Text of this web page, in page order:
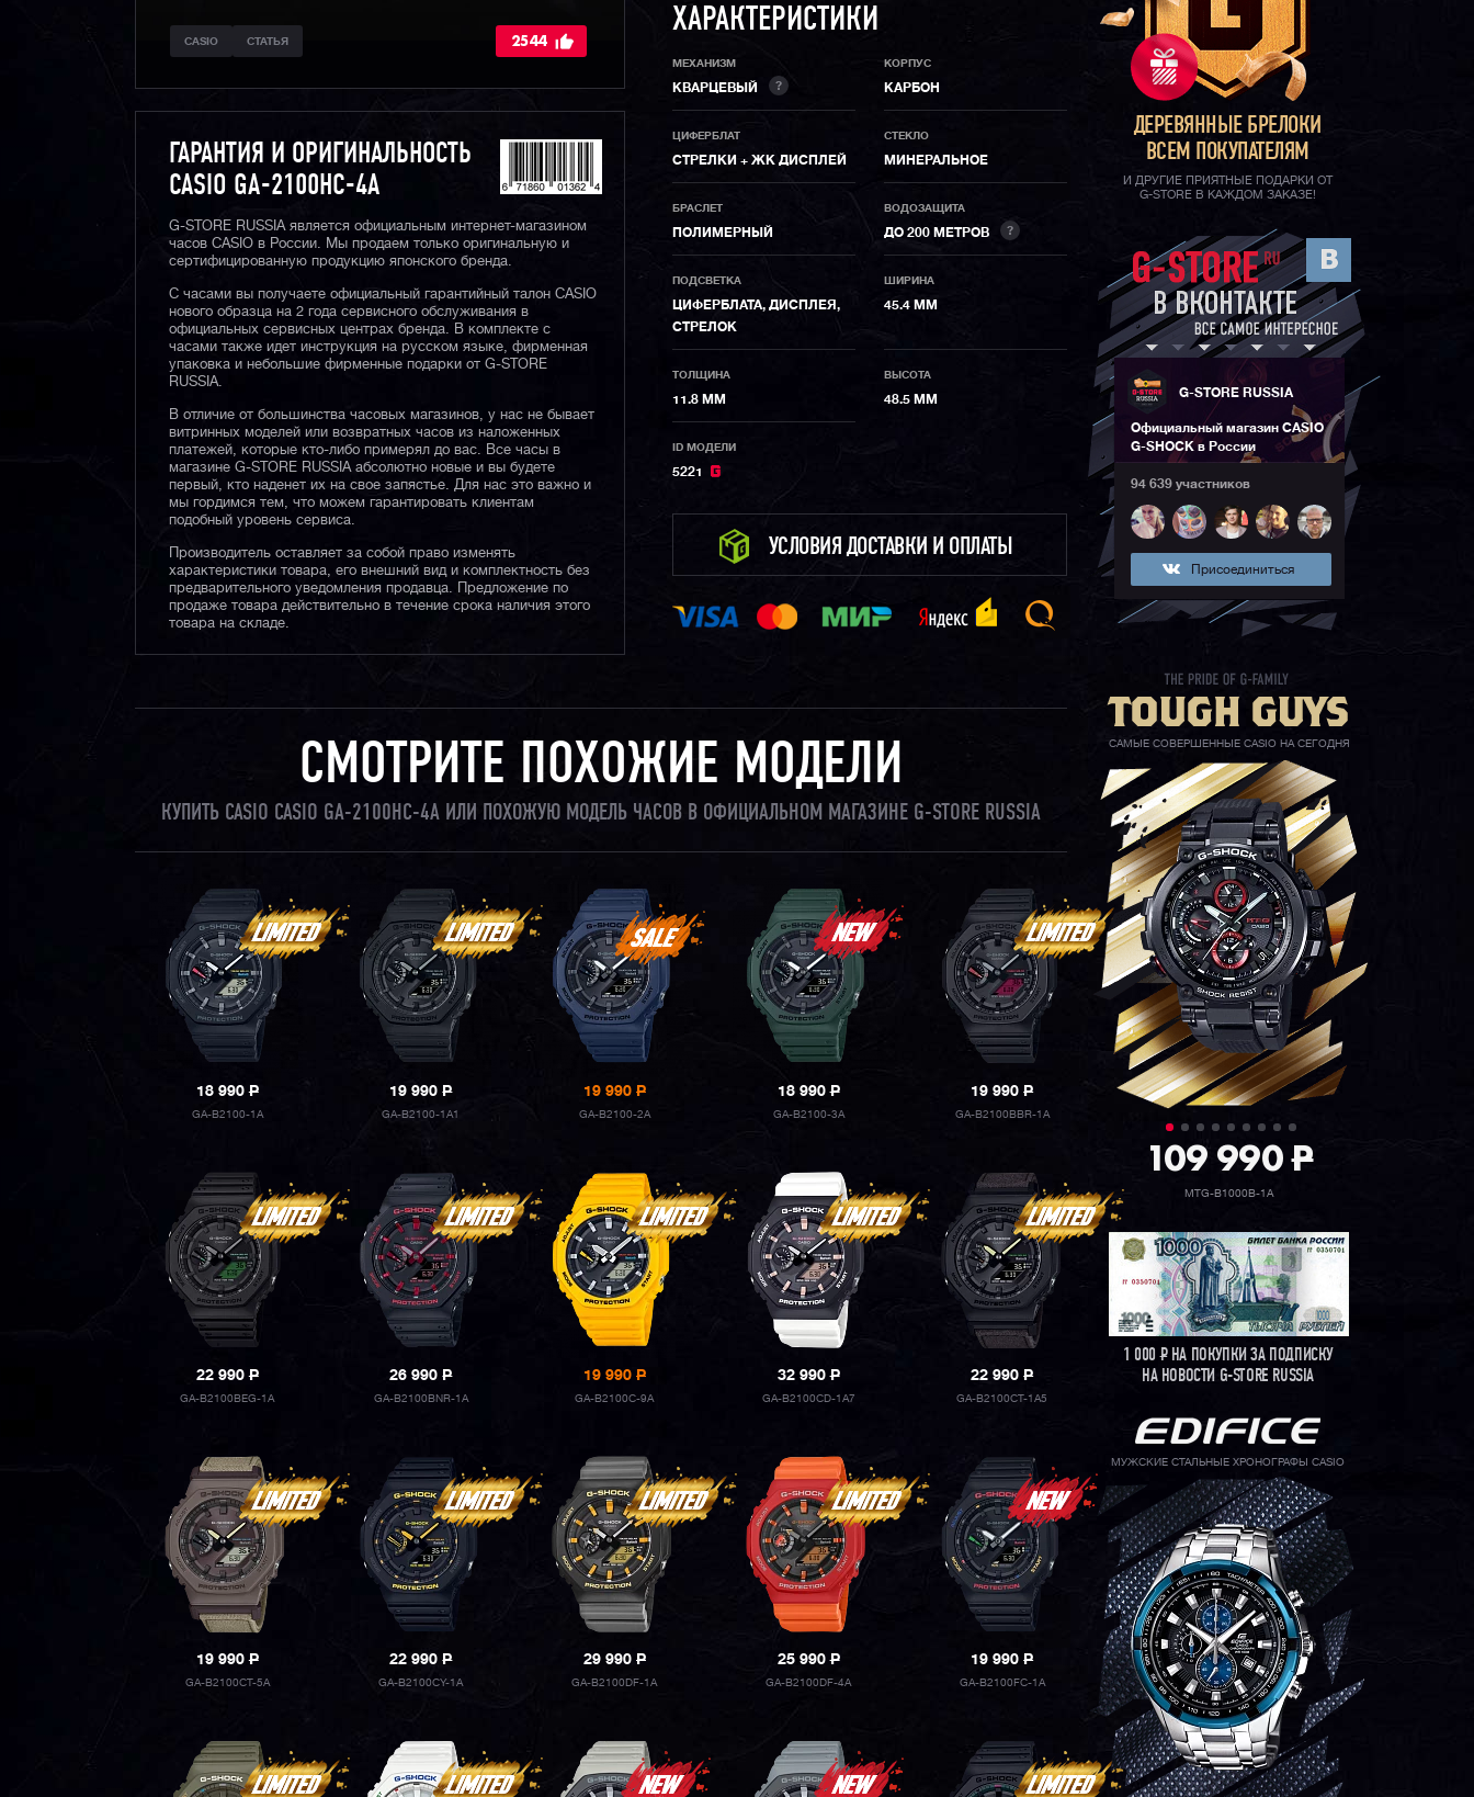
CASIO СТАТЬЯ 2544
ГАРАНТИЯ И ОРИГИНАЛЬНОСТЬ
CASIO GA-2100HC-4A
G-STORE RUSSIA является официальным интернет-магазином
часов CASIO в России. Мы продаем только оригинальную и
сертифицированную продукцию японского бренда.
С часами вы получаете официальный гарантийный талон CASIO
нового образца на 2 года сервисного обслуживания в
официальных сервисных центрах бренда. В комплекте с
часами также идет инструкция на русском языке, фирменная
упаковка и небольшие фирменные подарки от G-STORE
RUSSIA.
В отличие от большинства часовых магазинов, у нас не бывает
витринных моделей или возвратных часов из наложенных
платежей, которые кто-либо примерял до вас. Все часы в
магазине G-STORE RUSSIA абсолютно новые и вы будете
первый, кто наденет их на свое запястье. Для нас это важно и
мы гордимся тем, что можем гарантировать клиентам
подобный уровень сервиса.
Производитель оставляет за собой право изменять
характеристики товара, его внешний вид и комплектность без
предварительного уведомления продавца. Предложение по
продаже товара действительно в течение срока наличия этого
товара на складе.
ХАРАКТЕРИСТИКИ
МЕХАНИЗМ
КВАРЦЕВЫЙ ?
КОРПУС
КАРБОН
ЦИФЕРБЛАТ
СТРЕЛКИ + ЖК ДИСПЛЕЙ
СТЕКЛО
МИНЕРАЛЬНОЕ
БРАСЛЕТ
ПОЛИМЕРНЫЙ
ВОДОЗАЩИТА
ДО 200 МЕТРОВ ?
ПОДСВЕТКА
ЦИФЕРБЛАТА, ДИСПЛЕЯ,
СТРЕЛОК
ШИРИНА
45.4 ММ
ТОЛЩИНА
11.8 ММ
ВЫСОТА
48.5 ММ
ID МОДЕЛИ
5221
УСЛОВИЯ ДОСТАВКИ И ОПЛАТЫ
СМОТРИТЕ ПОХОЖИЕ МОДЕЛИ
КУПИТЬ CASIO CASIO GA-2100HC-4A ИЛИ ПОХОЖУЮ МОДЕЛЬ ЧАСОВ В ОФИЦИАЛЬНОМ МАГАЗИНЕ G-STORE RUSSIA
18 990P
GA-B2100-1A
19 990P
GA-B2100-1A1
19 990 P
GA-B2100-2A
18 990P
GA-B2100-3A
19 990P
GA-B2100BBR-1A
22 990P
GA-B2100BEG-1A
26 990P
GA-B2100BNR-1A
19 990 P
GA-B2100C-9A
32 990P
GA-B2100CD-1A7
22 990P
GA-B2100CT-1A5
19 990P
GA-B2100CT-5A
22 990P
GA-B2100CY-1A
29 990 P
GA-B2100DF-1A
25 990P
GA-B2100DF-4A
19 990P
GA-B2100FC-1A
ДЕРЕВЯННЫЕ БРЕЛОКИ
ВСЕМ ПОКУПАТЕЛЯМ
И ДРУГИЕ ПРИЯТНЫЕ ПОДАРКИ ОТ
G-STORE В КАЖДОМ ЗАКАЗЕ!
G-STORE RUSSIA
Официальный магазин CASIO
G-SHOCK в России
94 639 участников
Присоединиться
САМЫЕ СОВЕРШЕННЫЕ CASIO НА СЕГОДНЯ
109 990P
MTG-B1000B-1A
1 000РНА ПОКУПКИ ЗА ПОДПИСКУ
НА НОВОСТИ G-STORE RUSSIA
МУЖСКИЕ СТАЛЬНЫЕ ХРОНОГРАФЫ CASIO